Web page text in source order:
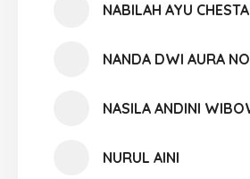
NABILAH AYU
NANDA DWI AURA
NASILA ANDINI
NURUL AINI